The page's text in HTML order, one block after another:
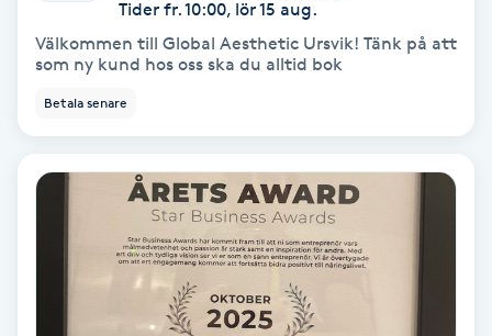
Tider fr. 10:00, lör 15 aug.
Välkommen till Global Aesthetic Ursvik! Tänk på att
som ny kund hos oss ska du alltid bok
Betala senare